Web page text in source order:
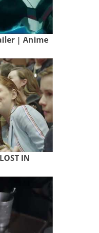
| Anime
IN